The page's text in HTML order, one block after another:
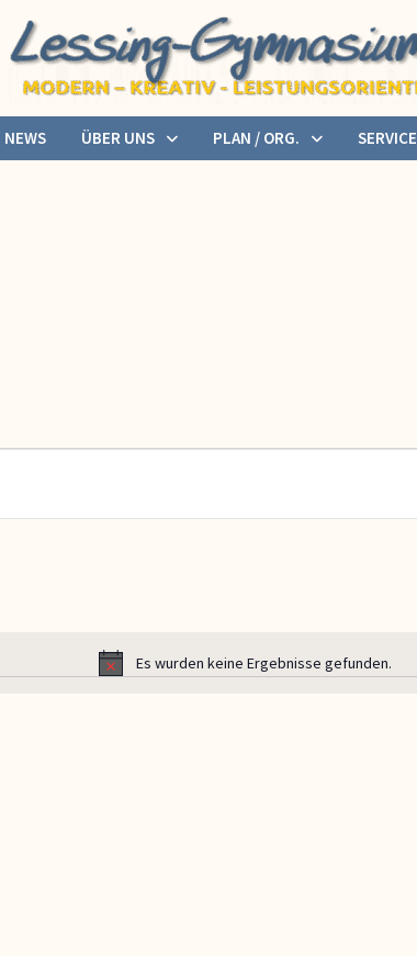
NEWS ÜBER UNS PLAN / ORG. SERVICE
Hinweis
Es wurden keine Ergebnisse gefunden.